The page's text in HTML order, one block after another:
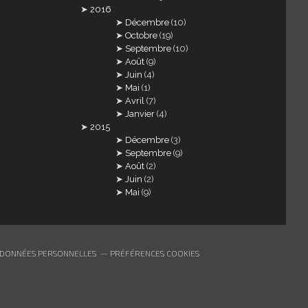
2016
Décembre (10)
Octobre (19)
Septembre (10)
Août (9)
Juin (4)
Mai (1)
Avril (7)
Janvier (4)
2015
Décembre (3)
Septembre (9)
Août (2)
Juin (2)
Mai (9)
PERSONNELLES PRÉFÉRENCES COOKIES